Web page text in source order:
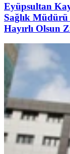
Eyüpsultan
Sağlık Müdürü
Hayırlı Olsun